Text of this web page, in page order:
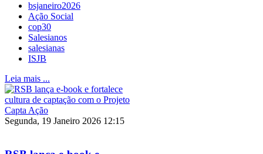
bsjaneiro2026
Ação Social
cop30
Salesianos
salesianas
ISJB
Leia mais ...
Segunda, 19 Janeiro 2026 12:15